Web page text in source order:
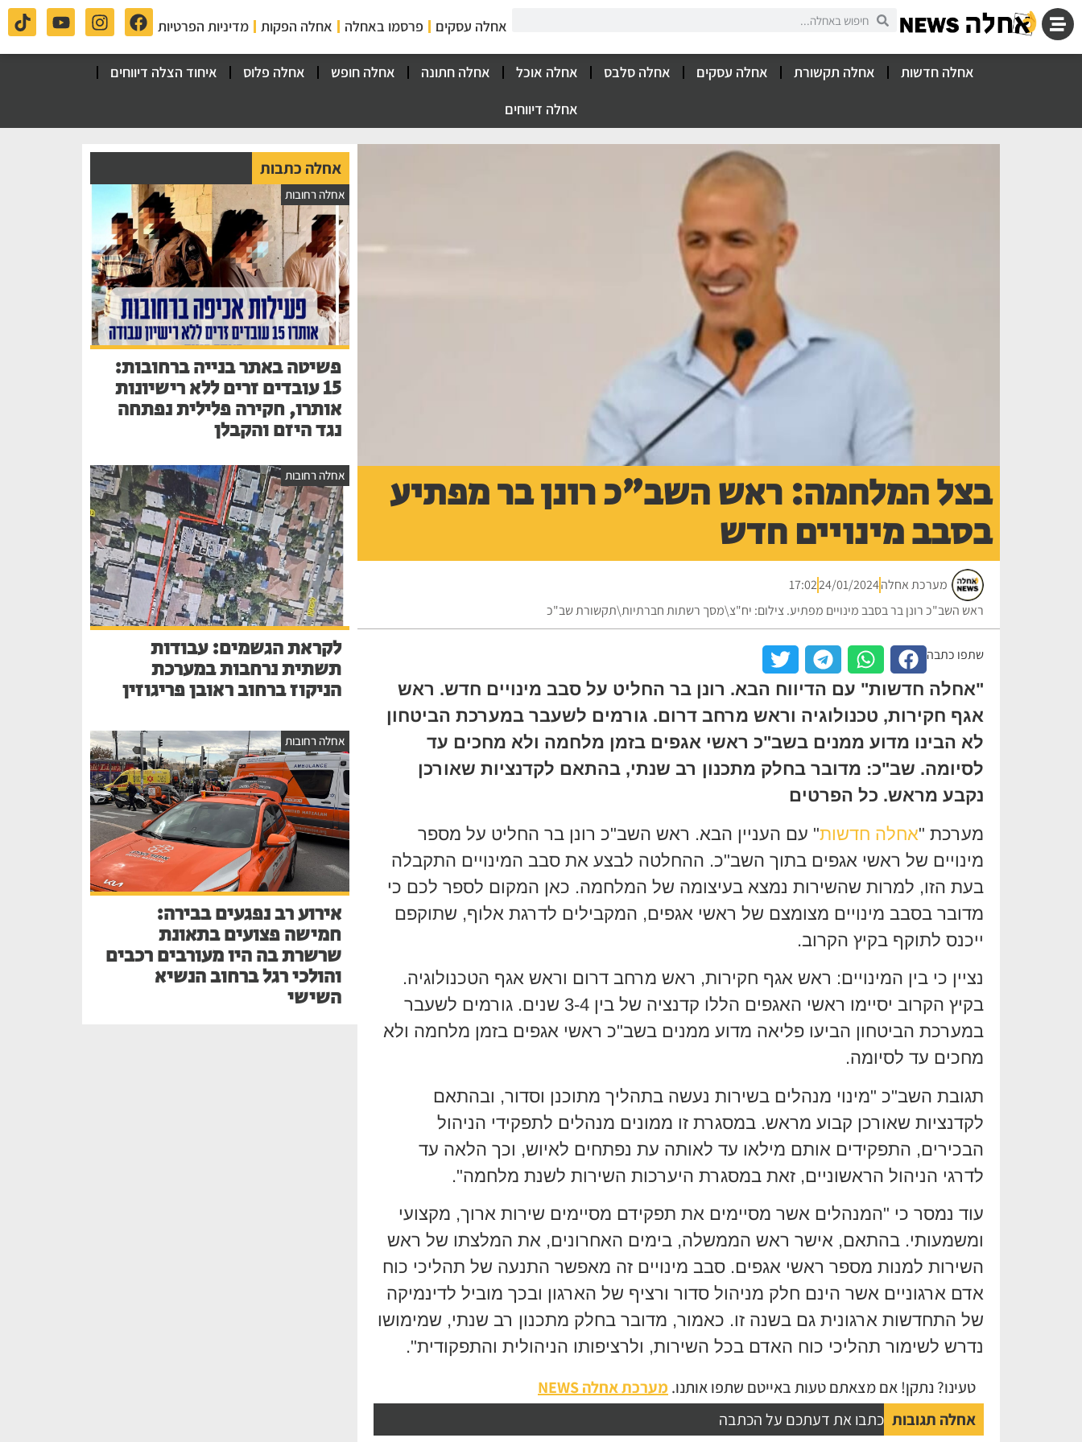
אחלה עסקים פרסמו באחלה אחלה הפקות מדיניות הפרטיות
אחלה חדשות אחלה תקשורת אחלה עסקים אחלה סלבס אחלה אוכל אחלה חתונה אחלה חופש אחלה פלוס
איחוד הצלה דיווחים
אחלה דיווחים
בצל המלחמה: ראש השב"כ רונן בר מפתיע
בסבב מינויים חדש
מערכת אחלה24/01/2024
17:02
ראש השב"כ רונן בר בסבב מינויים מפתיע. צילום: יח"צ\מסך רשתות חברתיות\תקשורת שב"כ
שתפו כתבה
"אחלה חדשות" עם הדיווח הבא. רונן בר החליט על סבב מינויים חדש. ראש
אגף חקירות, טכנולוגיה וראש מרחב דרום. גורמים לשעבר במערכת הביטחון
לא הבינו מדוע ממנים בשב"כ ראשי אגפים בזמן מלחמה ולא מחכים עד
לסיומה. שב"כ: מדובר בחלק מתכנון רב שנתי, בהתאם לקדנציות שאורכן
נקבע מראש. כל הפרטים
מערכת "אחלה חדשות" עם העניין הבא. ראש השב"כ רונן בר החליט על מספר
מינויים של ראשי אגפים בתוך השב"כ. ההחלטה לבצע את סבב המינויים התקבלה
בעת הזו, למרות שהשירות נמצא בעיצומה של המלחמה. כאן המקום לספר לכם כי
מדובר בסבב מינויים מצומצם של ראשי אגפים, המקבילים לדרגת אלוף, שתוקפם
ייכנס לתוקף בקיץ הקרוב.
נציין כי בין המינויים: ראש אגף חקירות, ראש מרחב דרום וראש אגף הטכנולוגיה.
בקיץ הקרוב יסיימו ראשי האגפים הללו קדנציה של בין 3-4 שנים. גורמים לשעבר
במערכת הביטחון הביעו פליאה מדוע ממנים בשב"כ ראשי אגפים בזמן מלחמה ולא
מחכים עד לסיומה.
תגובת השב"כ "מינוי מנהלים בשירות נעשה בתהליך מתוכנן וסדור, ובהתאם
לקדנציות שאורכן קבוע מראש. במסגרת זו ממונים מנהלים לתפקידי הניהול
הבכירים, התפקידים אותם מילאו עד לאותה עת נפתחים לאיוש, וכך הלאה עד
לדרגי הניהול הראשוניים, זאת במסגרת היערכות השירות לשנת מלחמה".
עוד נמסר כי "המנהלים אשר מסיימים את תפקידם מסיימים שירות ארוך, מקצועי
ומשמעותי. בהתאם, אישר ראש הממשלה, בימים האחרונים, את המלצתו של ראש
השירות למנות מספר ראשי אגפים. סבב מינויים זה מאפשר התנעה של תהליכי כוח
אדם ארגוניים אשר הינם חלק מניהול סדור ורציף של הארגון ובכך מוביל לדינמיקה
של התחדשות ארגונית גם בשנה זו. כאמור, מדובר בחלק מתכנון רב שנתי, שמימושו
נדרש לשימור תהליכי כוח האדם בכל השירות, ולרציפותו הניהולית והתפקודית".
טעינו? נתקן! אם מצאתם טעות באייטם שתפו אותנו. מערכת אחלה NEWS
אחלה תגובות כתבו את דעתכם על הכתבה
אחלה כתבות
אחלה רחובות
פשיטה באתר בנייה ברחובות:
15 עובדים זרים ללא רישיונות
אותרו, חקירה פלילית נפתחה
נגד היזם והקבלן
אחלה רחובות
לקראת הגשמים: עבודות
תשתית נרחבות במערכת
הניקוז ברחוב ראובן פריגוזין
אחלה רחובות
אירוע רב נפגעים בבירה:
חמישה פצועים בתאונת
שרשרת בה היו מעורבים רכבים
והולכי רגל ברחוב הנשיא
השישי